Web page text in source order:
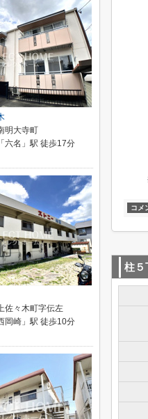
コメ
柱５
明大寺町
六名」駅 徒歩17分
佐々木町字伝左
岡崎」駅 徒歩10分